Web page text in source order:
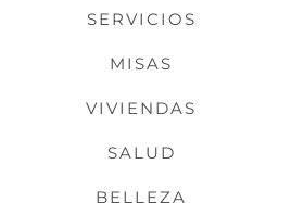
SERVICIOS
MISAS
VIVIENDAS
SALUD
BELLEZA